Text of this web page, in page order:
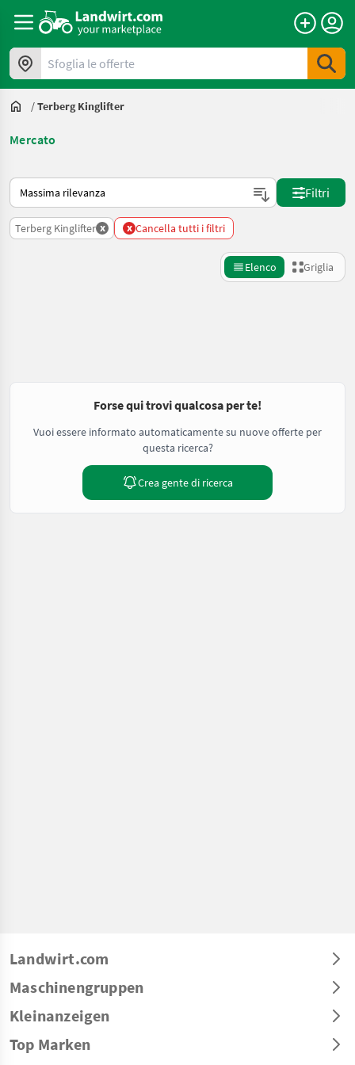
Sfoglia le offerte
/Terberg Kinglifter
Mercato
Ecco come viene ordinato su Landwirt.com
Filtri
Terberg Kinglifter x x Cancella tutti i filtri
Elenco Griglia
Forse qui trovi qualcosa per te!
Vuoi essere informato automaticamente su nuove offerte per
questa ricerca?
Crea gente di ricerca
Landwirt.com
Maschinengruppen
Kleinanzeigen
Top Marken